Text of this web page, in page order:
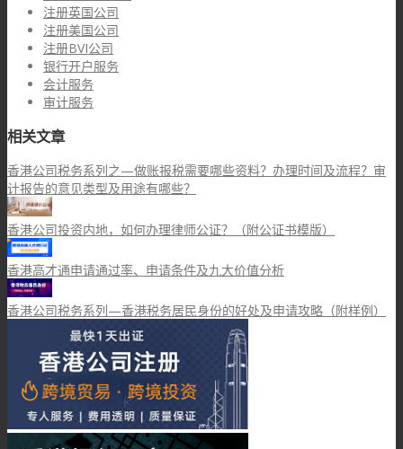
注册英国公司
注册美国公司
注册BVI公司
银行开户服务
会计服务
审计服务
相关文章
香港公司税务系列之—做账报税需要哪些资料？办理时间及流程？审
计报告的意见类型及用途有哪些？
香港公司投资内地，如何办理律师公证？（附公证书模版）
香港高才通申请通过率、申请条件及九大价值分析
香港公司税务系列—香港税务居民身份的好处及申请攻略（附样例）